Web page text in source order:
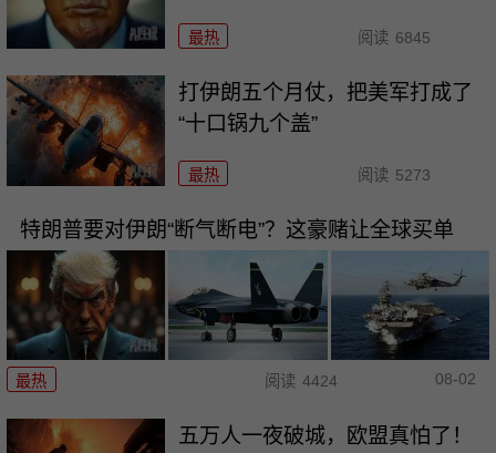
最热 阅读 6845
打伊朗五个月仗，把美军打成了
“十口锅九个盖”
最热 阅读 5273
特朗普要对伊朗“断气断电”？这豪赌让全球买单
最热 阅读 4424 08-02
五万人一夜破城，欧盟真怕了！